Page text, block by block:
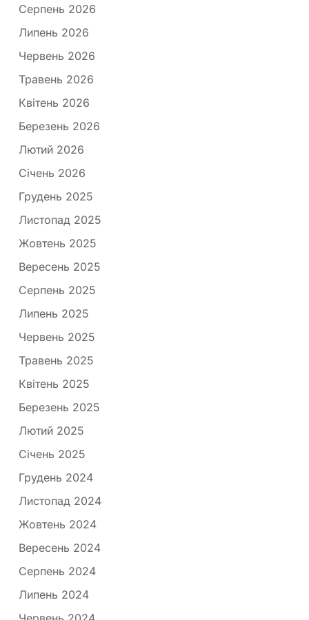
Серпень 2026
Липень 2026
Червень 2026
Травень 2026
Квітень 2026
Березень 2026
Лютий 2026
Січень 2026
Грудень 2025
Листопад 2025
Жовтень 2025
Вересень 2025
Серпень 2025
Липень 2025
Червень 2025
Травень 2025
Квітень 2025
Березень 2025
Лютий 2025
Січень 2025
Грудень 2024
Листопад 2024
Жовтень 2024
Вересень 2024
Серпень 2024
Липень 2024